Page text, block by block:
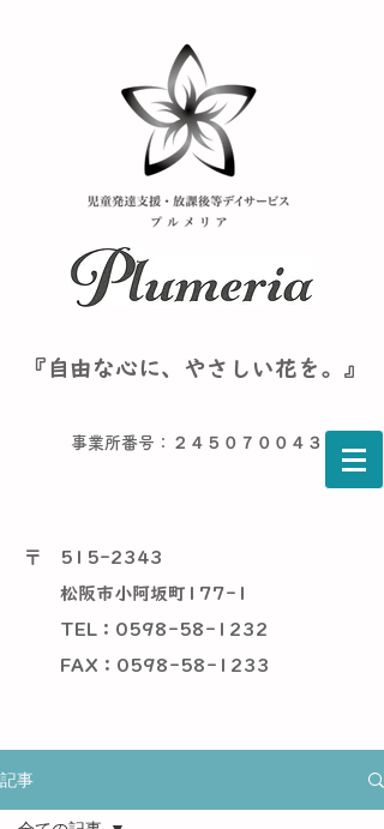
『自由な心に、やさしい花を。』
事業所番号：２４５０７００４３６
〒
515-2343
松阪市小阿坂町177-1
TEL：0598-58-1232
​ FAX：0598-58-1233
記事